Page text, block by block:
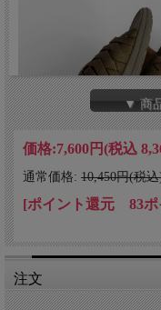
▼ 商
価格:7,600円(税込
通常価格: 10,450円(税
[ポイント還元 83ポ
注文